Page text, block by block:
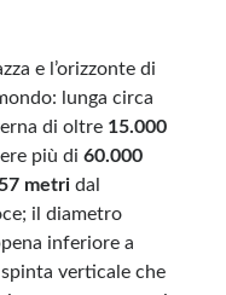
al rispetto delle norme sulla
dei siti collegati
e l’orizzonte di
lunga circa
di oltre 15.000
più di60.000
metri dal
il diametro
inferiore a
verticale che